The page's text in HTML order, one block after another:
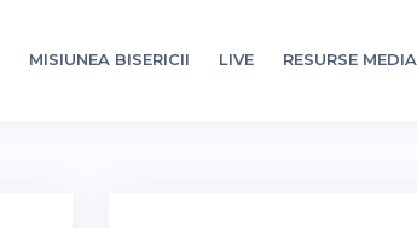
MISIUNEA BISERICII LIVE RESURSE MEDIA